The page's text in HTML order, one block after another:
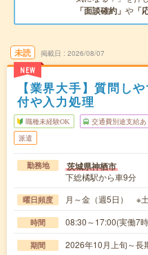
「面談確約」 や 「
未読
NEW
掲載日 2026/08/07
【業界大手】質問し
付や入力処理
職種未経験OK 交通費別途支給あ
派遣
勤務地 茨城県神栖市
下総橘駅から車9分
曜日頻度 月～金（週5日） ※
時間 08:30～17:00(実働7
期間 2026年10月上旬～